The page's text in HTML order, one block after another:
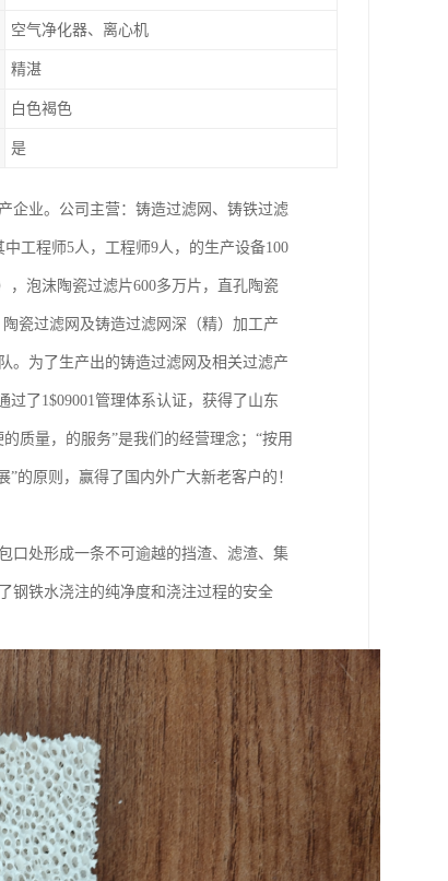
空气净化器、离心机
精湛
白色褐色
是
企业。公司主营：铸造过滤网、铸铁过滤
工程师5人，工程师9人，的生产设备100
，泡沫陶瓷过滤片600多万片，直孔陶瓷
瓷过滤网及铸造过滤网深（精）加工产
。为了生产出的铸造过滤网及相关过滤产
了1$09001管理体系认证，获得了山东
质量，的服务”是我们的经营理念；“按用
的原则，赢得了国内外广大新老客户的！
口处形成一条不可逾越的挡渣、滤渣、集
钢铁水浇注的纯净度和浇注过程的安全